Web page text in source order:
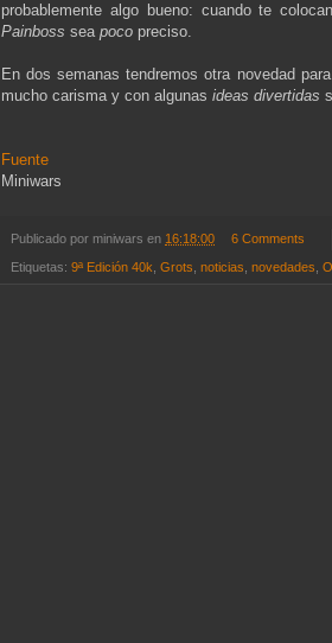
probablemente algo bueno: cuando te
Painboss sea poco preciso.
En dos semanas tendremos otra novedad
mucho carisma y con algunas ideas divertidas
Fuente
Miniwars
Publicado por miniwars en 16:18:00 6 Comments
Etiquetas: 9ª Edición 40k, Grots, noticias, novedades,